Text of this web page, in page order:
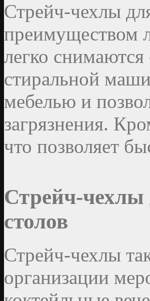
Стрейч-чехлы
преимуществом
легко
стиральной
мебелью и
загрязнения.
что позволяет
Стрейч-
столов
Стрейч-чехлы
организации